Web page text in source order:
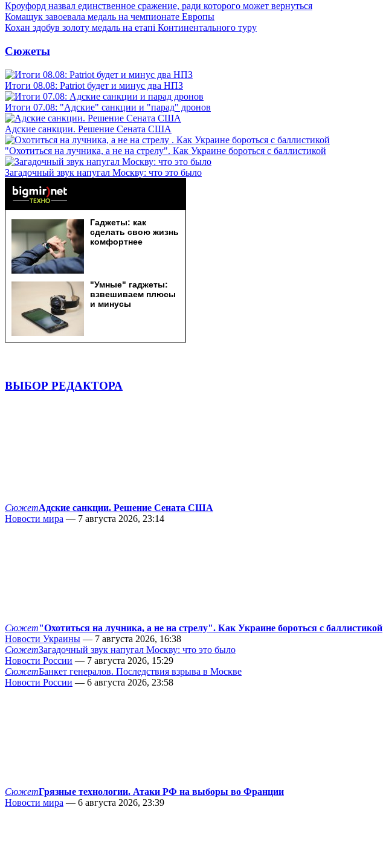
Кроуфорд назвал единственное сражение, ради которого может вернуться
Комащук завоевала медаль на чемпионате Европы
Кохан здобув золоту медаль на етапі Континентального туру
Сюжеты
Итоги 08.08: Patriot будет и минус два НПЗ
Итоги 07.08: "Адские" санкции и "парад" дронов
Адские санкции. Решение Сената США
"Охотиться на лучника, а не на стрелу". Как Украине бороться с баллистикой
Загадочный звук напугал Москву: что это было
ВЫБОР РЕДАКТОРА
СюжетАдские санкции. Решение Сената США
Новости мира — 7 августа 2026, 23:14
Сюжет"Охотиться на лучника, а не на стрелу". Как Украине бороться с баллистикой
Новости Украины — 7 августа 2026, 16:38
СюжетЗагадочный звук напугал Москву: что это было
Новости России — 7 августа 2026, 15:29
СюжетБанкет генералов. Последствия взрыва в Москве
Новости России — 6 августа 2026, 23:58
СюжетГрязные технологии. Атаки РФ на выборы во Франции
Новости мира — 6 августа 2026, 23:39